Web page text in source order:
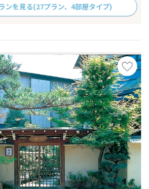
ンを見る(27プラン、4部屋タイプ)